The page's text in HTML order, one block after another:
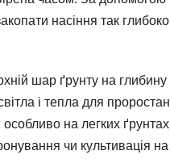
насіння так
шар ґрунту на
і тепла для
особливо на легких
чи культивація